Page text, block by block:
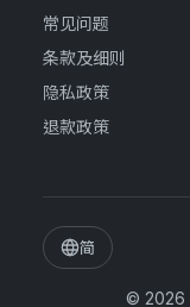
常见问题
条款及细则
隐私政策
退款政策
简
© 2026